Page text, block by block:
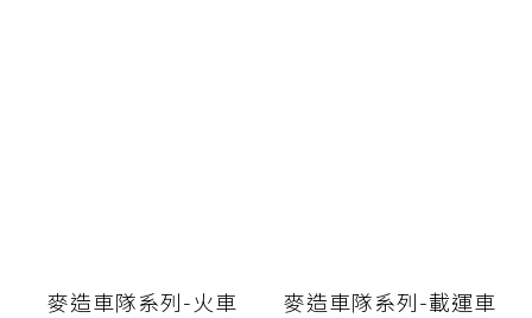
麥造車隊系列-火車 麥造車隊系列-載運車